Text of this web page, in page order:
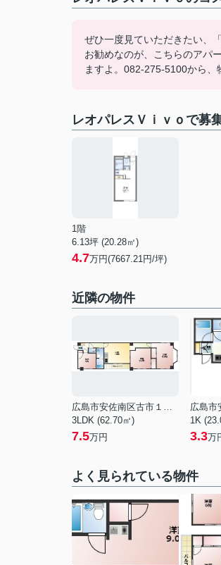
ぜひ一度見ていただきたい、
お勧めなのが、こちらのアパ
ますよ。082-275-5100から、
レオパレスＶｉｖｏで募
1階
6.13坪 (20.28㎡)
4.7万円(7667.21円/坪)
近隣の物件
広島市安佐南区古市１丁目
3LDK (62.70㎡)
7.5万円
1K
3.3万
よく見られている物件